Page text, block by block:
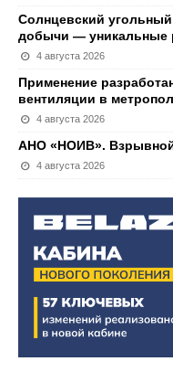
Солнцевский
добычи — уникальные
4 августа 2026
Применение
вентиляции в
4 августа 2026
АНО «НОИВ». Взрывной
4 августа 2026